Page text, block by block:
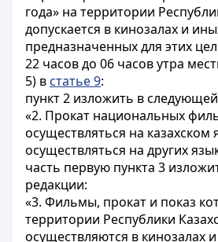
года» на территории
допускается в кинозалах и
предназначенных для этих
22 часов до 06 часов утра
5) в статье 9:
пункт 2 изложить в
«2. Прокат национальных
осуществляться на
осуществляться на других
часть первую пункта 3
редакции:
«3. Фильмы, прокат и показ
территории Республики
осуществляются в кинозалах